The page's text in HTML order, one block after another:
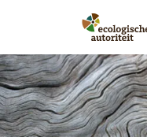
Ecologische Autoriteit